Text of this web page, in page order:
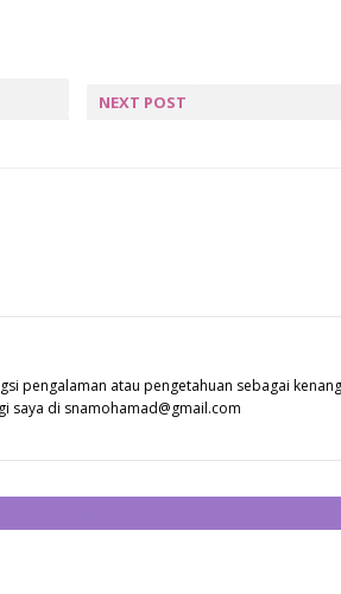
NEXT POST
pengalaman atau pengetahuan sebagai
saya di snamohamad@gmail.com